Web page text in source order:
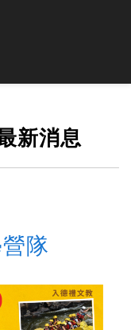
新消息
隊